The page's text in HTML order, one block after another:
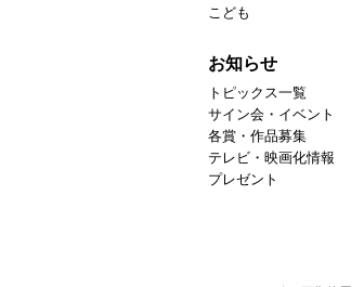
こども
お知らせ
トピックス一覧
サイン会・イベント
各賞・作品募集
テレビ・映画化情報
プレゼント